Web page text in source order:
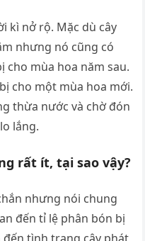
kì nở rộ. Mặc dù cây
nhưng nó cũng có
mùa hoa năm sau.
cho một mùa hoa mới.
thừa nước và chờ đón
lắng.
rất ít, tại sao vậy?
nhưng nói chung
đến tỉ lệ phân bón bị